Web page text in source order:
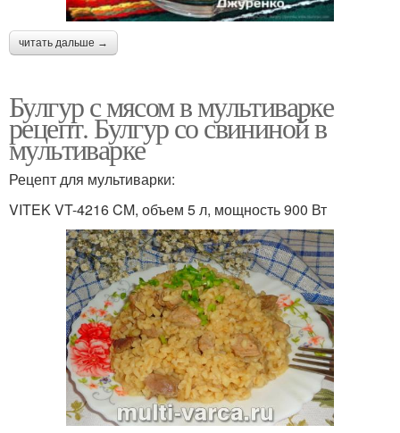
читать дальше →
Булгур с мясом в мультиварке
рецепт. Булгур со свининой в
мультиварке
Рецепт для мультиварки:
VITEK VT-4216 CM, объем 5 л, мощность 900 Вт